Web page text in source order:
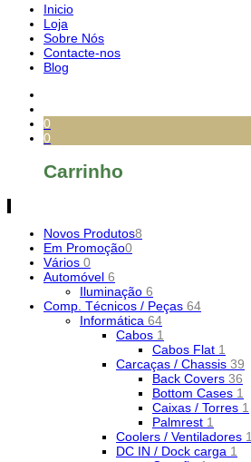
Inicio
Loja
Sobre Nós
Contacte-nos
Blog
0
0
Carrinho
Novos Produtos8
Em Promoção0
Vários 0
Automóvel 6
Iluminação 6
Comp. Técnicos / Peças 64
Informática 64
Cabos 1
Cabos Flat 1
Carcaças / Chassis 39
Back Covers 36
Bottom Cases 1
Caixas / Torres 1
Palmrest 1
Coolers / Ventiladores 1
DC IN / Dock carga 1